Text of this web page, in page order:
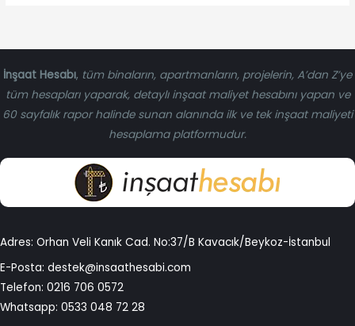
İnşaat Hesabı, tüm binaların, apartmanların, projelerin, A’dan Z’ye
tüm hesapları yaparak, detaylı inşaat maliyet hesabını yapan ve
60 sayfalık rapor halinde sunan alanında ilk ve tek inşaat maliyeti
hesaplama platformudur.
Adres: Orhan Veli Kanık Cad. No:37/B Kavacık/Beykoz-İstanbul
E-Posta: destek@insaathesabi.com
Telefon: 0216 706 0572
Whatsapp: 0533 048 72 28